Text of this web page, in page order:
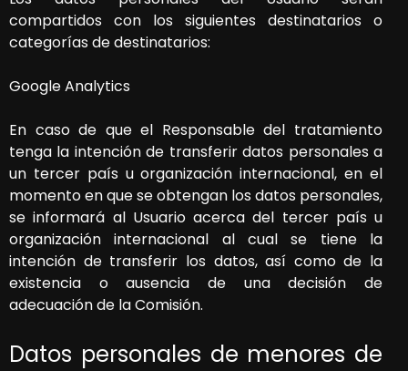
compartidos con los siguientes destinatarios o
categorías de destinatarios:
Google Analytics
En caso de que el Responsable del tratamiento
tenga la intención de transferir datos personales a
un tercer país u organización internacional, en el
momento en que se obtengan los datos personales,
se informará al Usuario acerca del tercer país u
organización internacional al cual se tiene la
intención de transferir los datos, así como de la
existencia o ausencia de una decisión de
adecuación de la Comisión.
Datos personales de menores de